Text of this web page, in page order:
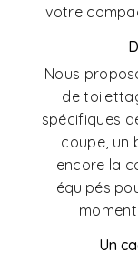
votre
Nous
de
spécifiques
coupe, un
encore la
équipés
Un